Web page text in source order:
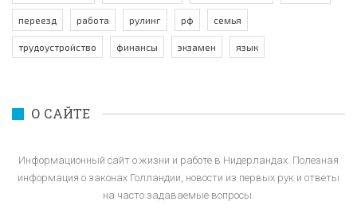
переезд работа рулинг рф семья
трудоустройство финансы экзамен язык
О САЙТЕ
Информационный сайт о жизни и работе в Нидерландах. Полезная
информация о законах Голландии, новости из первых рук и ответы
на часто задаваемые вопросы.